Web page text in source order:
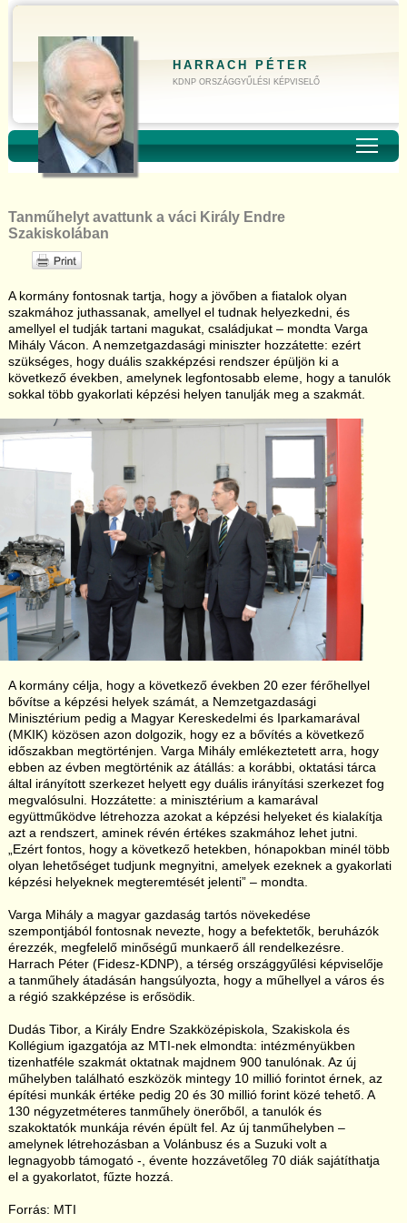
HARRACH PÉTER
KDNP ORSZÁGGYŰLÉSI KÉPVISELŐ
Tanműhelyt avattunk a váci Király Endre
Szakiskolában
A kormány fontosnak tartja, hogy a jövőben a fiatalok olyan
szakmához juthassanak, amellyel el tudnak helyezkedni, és
amellyel el tudják tartani magukat, családjukat – mondta Varga
Mihály Vácon. A nemzetgazdasági miniszter hozzátette: ezért
szükséges, hogy duális szakképzési rendszer épüljön ki a
következő években, amelynek legfontosabb eleme, hogy a tanulók
sokkal több gyakorlati képzési helyen tanulják meg a szakmát.
A kormány célja, hogy a következő években 20 ezer férőhellyel
bővítse a képzési helyek számát, a Nemzetgazdasági
Minisztérium pedig a Magyar Kereskedelmi és Iparkamarával
(MKIK) közösen azon dolgozik, hogy ez a bővítés a következő
időszakban megtörténjen. Varga Mihály emlékeztetett arra, hogy
ebben az évben megtörténik az átállás: a korábbi, oktatási tárca
által irányított szerkezet helyett egy duális irányítási szerkezet fog
megvalósulni. Hozzátette: a minisztérium a kamarával
együttműködve létrehozza azokat a képzési helyeket és kialakítja
azt a rendszert, aminek révén értékes szakmához lehet jutni.
„Ezért fontos, hogy a következő hetekben, hónapokban minél több
olyan lehetőséget tudjunk megnyitni, amelyek ezeknek a gyakorlati
képzési helyeknek megteremtését jelenti” – mondta.
Varga Mihály a magyar gazdaság tartós növekedése
szempontjából fontosnak nevezte, hogy a befektetők, beruházók
érezzék, megfelelő minőségű munkaerő áll rendelkezésre.
Harrach Péter (Fidesz-KDNP), a térség országgyűlési képviselője
a tanműhely átadásán hangsúlyozta, hogy a műhellyel a város és
a régió szakképzése is erősödik.
Dudás Tibor, a Király Endre Szakközépiskola, Szakiskola és
Kollégium igazgatója az MTI-nek elmondta: intézményükben
tizenhatféle szakmát oktatnak majdnem 900 tanulónak. Az új
műhelyben található eszközök mintegy 10 millió forintot érnek, az
építési munkák értéke pedig 20 és 30 millió forint közé tehető. A
130 négyzetméteres tanműhely önerőből, a tanulók és
szakoktatók munkája révén épült fel. Az új tanműhelyben –
amelynek létrehozásban a Volánbusz és a Suzuki volt a
legnagyobb támogató -, évente hozzávetőleg 70 diák sajátíthatja
el a gyakorlatot, fűzte hozzá.
Forrás: MTI